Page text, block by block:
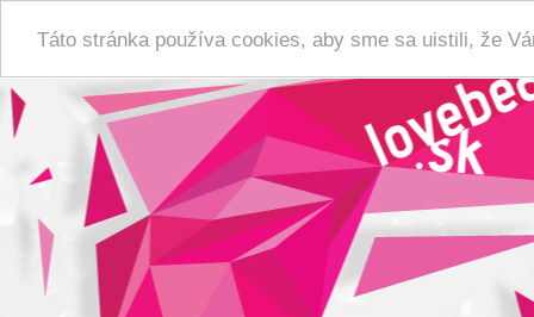
Táto stránka používa cookies, aby sme sa uistili, že